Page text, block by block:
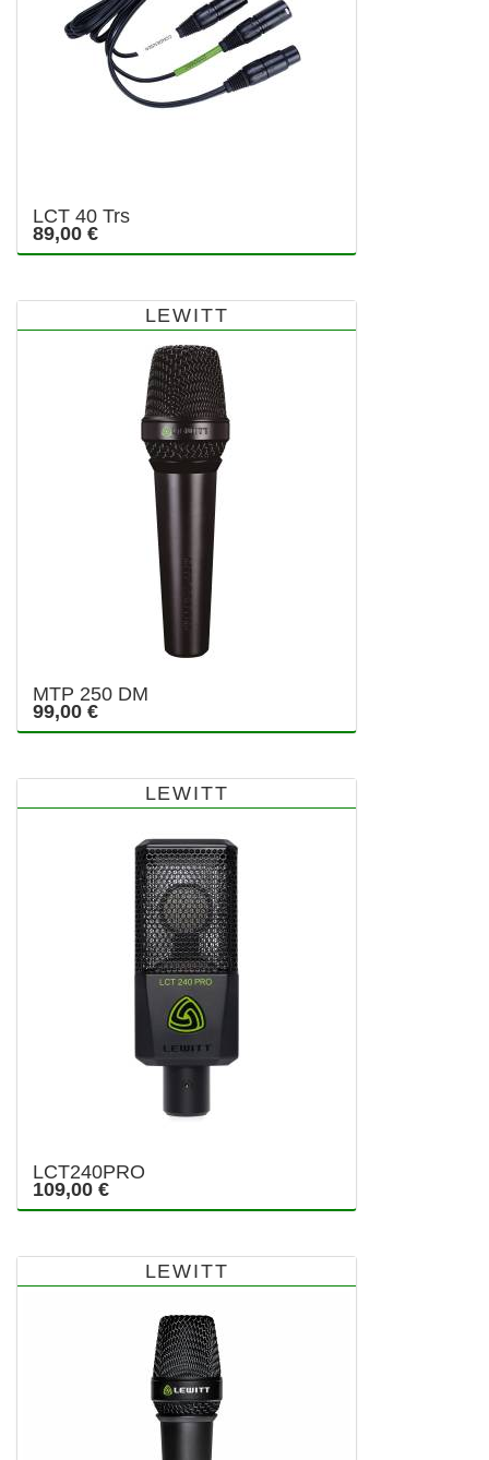
LCT 40 Trs
89,00 €
LEWITT
MTP 250 DM
99,00 €
LEWITT
LCT240PRO
109,00 €
LEWITT